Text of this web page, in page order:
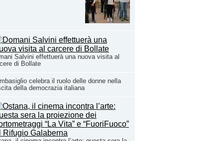
Salvini effettuerà una nuova visita al
di Bollate
celebra il ruolo delle donne nella
della democrazia italiana